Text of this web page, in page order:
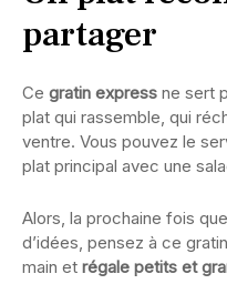
partager
Ce gratin express ne sert
plat qui rassemble, qui
ventre. Vous pouvez le
plat principal avec une
Alors, la prochaine fois
d’idées, pensez à ce
main et régale petits et